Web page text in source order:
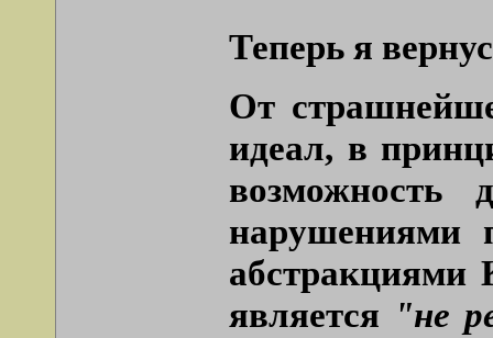
Теперь я
От
идеал, в
возможность
нарушениями
абстракциями
является "не